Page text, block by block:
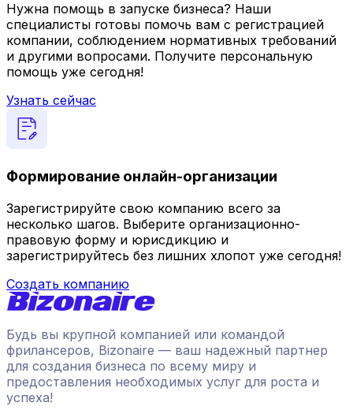
Нужна помощь в запуске бизнеса? Наши
специалисты готовы помочь вам с регистрацией
компании, соблюдением нормативных требований
и другими вопросами. Получите персональную
помощь уже сегодня!
Узнать сейчас
Формирование онлайн-организации
Зарегистрируйте свою компанию всего за
несколько шагов. Выберите организационно-
правовую форму и юрисдикцию и
зарегистрируйтесь без лишних хлопот уже сегодня!
Создать компанию
Будь вы крупной компанией или командой
фрилансеров, Bizonaire — ваш надежный партнер
для создания бизнеса по всему миру и
предоставления необходимых услуг для роста и
успеха!